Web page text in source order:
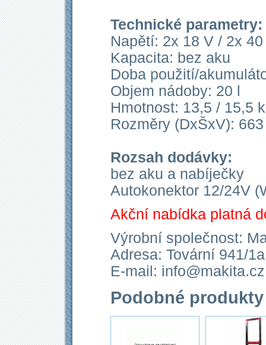
Technické parametry:
Napětí: 2x 18 V / 2x
Kapacita: bez aku
Doba použití/
Objem nádoby: 20 l
Hmotnost: 13,5 / 15,5
Rozměry (DxŠxV):
Rozsah dodávky:
bez aku a nabíječky
Autokonektor 12/24V
Akční nabídka platná
Výrobní společnost:
Adresa: Tovární 941/
E-mail: info@makita.cz
Podobné produkty